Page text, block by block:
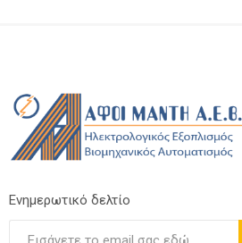
Ενημερωτικό δελτίο